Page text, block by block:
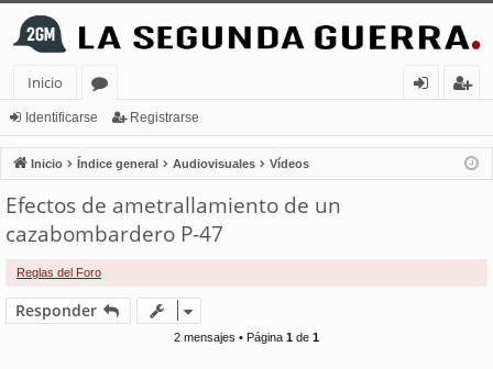
Inicio
or
os
nt
ifi
ist
ra
Identificarse Registrarse
Inicio Índice general Audiovisuales Vídeos
Efectos de ametrallamiento de un
cazabombardero P-47
Reglas del Foro
Responder
2 mensajes • Página 1 de 1